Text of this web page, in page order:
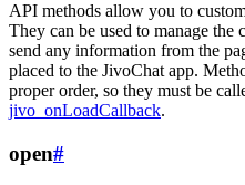
API methods allow you to
They can be used to manage
send any information from the
placed to the JivoChat app.
proper order, so they must be
jivo_onLoadCallback.
open#